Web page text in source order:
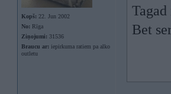
Kopš: 22. Jun 2002
No: Rīga
Ziņojumi: 31536
Braucu ar: iepirkuma ratiem pa alko
outletu
Bet